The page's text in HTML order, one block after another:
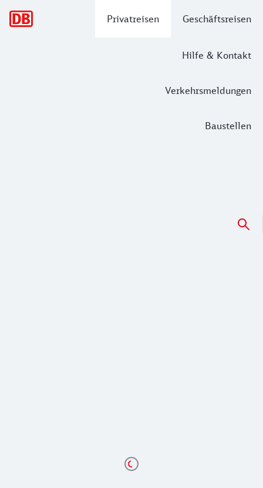
Privatreisen Geschäftsreisen
Hilfe & Kontakt
Verkehrsmeldungen
Baustellen